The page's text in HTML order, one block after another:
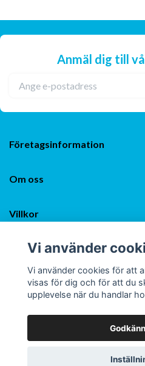
Anmäl dig till
Företagsinformation
Om oss
Villkor
Sociala medier
© 2026 Smartzocks -
Vi använder
Vi använder cookies för att
visas för dig och för att du
upplevelse när du handlar